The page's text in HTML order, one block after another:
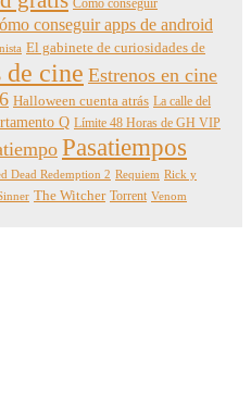
Cómo conseguir
conseguir apps de android
El gabinete de curiosidades de
de cine Estrenos en cine
Halloween cuenta atrás La calle del
Q Límite 48 Horas de GH VIP
Pasatiempos
Dead Redemption 2 Requiem Rick y
The Witcher Torrent Venom